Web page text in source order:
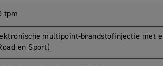
tpm
multipoint-brandstofinjectie met
en Sport)